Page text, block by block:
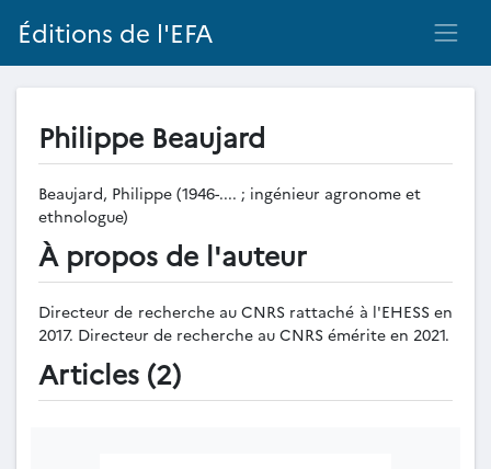
Éditions de l'EFA
Philippe Beaujard
Beaujard, Philippe (1946-.... ; ingénieur agronome et
ethnologue)
À propos de l'auteur
Directeur de recherche au CNRS rattaché à l'EHESS en
2017. Directeur de recherche au CNRS émérite en 2021.
Articles (2)